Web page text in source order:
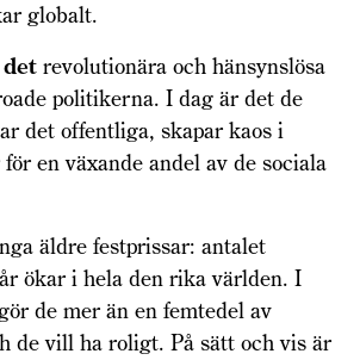
globalt.
revolutionära och hänsynslösa
politikerna. I dag är det de
det offentliga, skapar kaos i
en växande andel av de sociala
äldre fest­­­prissar: antalet
ökar i hela den rika världen. I
de mer än en femtedel av
de vill ha roligt. På sätt och vis är